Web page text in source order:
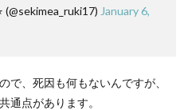
(@sekimea_ruki17) January 6,
で、死因も何もないんですが、
通点があります。